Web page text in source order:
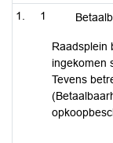
1
Raadsplein
ingekomen
Tevens